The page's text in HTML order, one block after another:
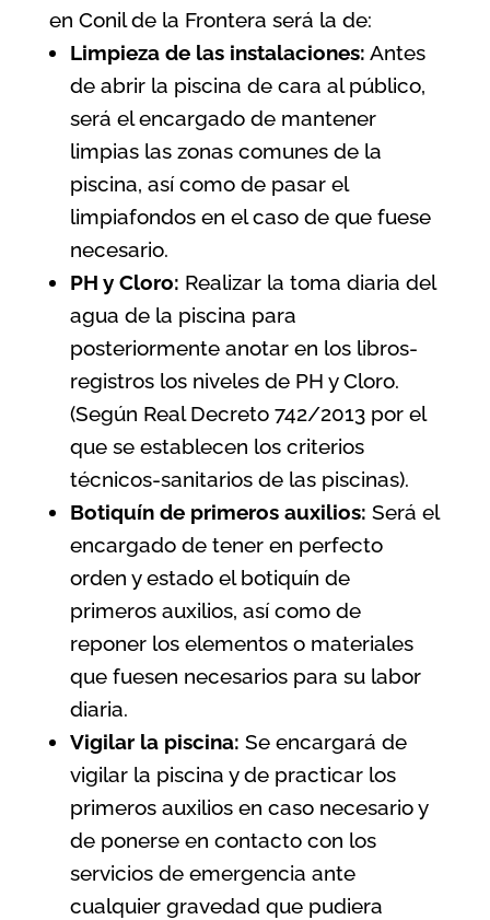
en Conil de la Frontera será la de:
Limpieza de las instalaciones: Antes
de abrir la piscina de cara al público,
será el encargado de mantener
limpias las zonas comunes de la
piscina, así como de pasar el
limpiafondos en el caso de que fuese
necesario.
PH y Cloro: Realizar la toma diaria del
agua de la piscina para
posteriormente anotar en los libros-
registros los niveles de PH y Cloro.
(Según Real Decreto 742/2013 por el
que se establecen los criterios
técnicos-sanitarios de las piscinas).
Botiquín de primeros auxilios: Será el
encargado de tener en perfecto
orden y estado el botiquín de
primeros auxilios, así como de
reponer los elementos o materiales
que fuesen necesarios para su labor
diaria.
Vigilar la piscina: Se encargará de
vigilar la piscina y de practicar los
primeros auxilios en caso necesario y
de ponerse en contacto con los
servicios de emergencia ante
cualquier gravedad que pudiera